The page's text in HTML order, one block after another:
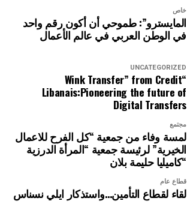
خاص
المايسترو”: طموحي أن أكون رقم واحد
في الوطن العربي في عالم الأعمال
UNCATEGORIZED
“Wink Transfer” from Credit
Libanais:Pioneering the future of
Digital Transfers
مجتمع
لمسة وفاء من جمعية “كل الفرح للاعمال
الخيرية” لرئيسة جمعية “المرأة الدرزية
“كاميليا حليمة بلان
قطاع عام
لقاء لقطاع التأمين…واستذكار ايلي نسناس